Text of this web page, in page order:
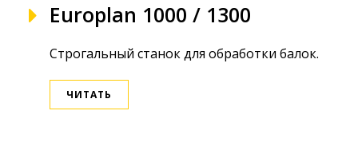
Europlan 1000 / 1300
Строгальный станок для обработки балок.
ЧИТАТЬ